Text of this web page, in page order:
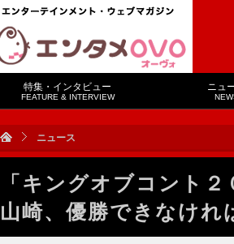
特集・インタビュー
FEATURE & INTERVIEW
ニュ
ニュース
「キングオブコント
山崎、優勝できなけれ